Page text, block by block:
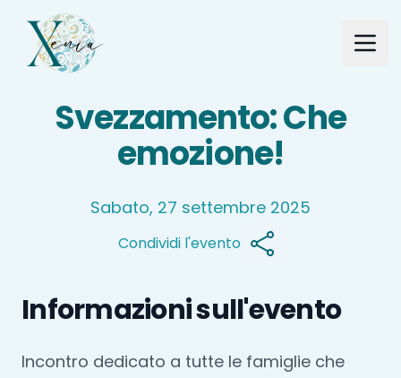
Studio Xenia
Svezzamento: Che
emozione!
Sabato, 27 settembre 2025
Condividi l'evento
Informazioni sull'evento
Incontro dedicato a tutte le famiglie che